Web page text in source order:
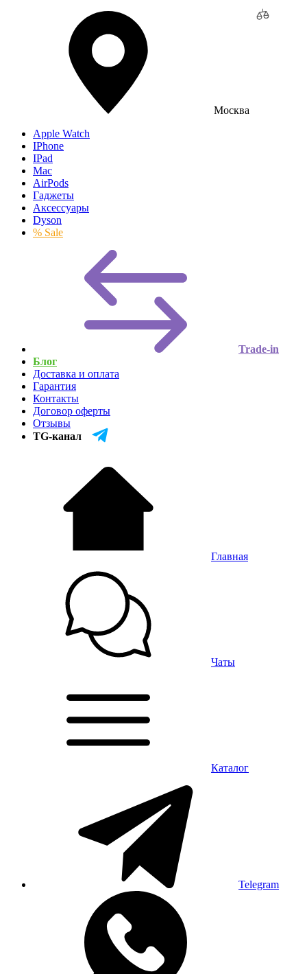
Москва
Apple Watch
IPhone
IPad
Mac
AirPods
Гаджеты
Аксессуары
Dyson
% Sale
Trade-in
Блог
Доставка и оплата
Гарантия
Контакты
Договор оферты
Отзывы
TG-канал
Главная
Чаты
Каталог
Telegram